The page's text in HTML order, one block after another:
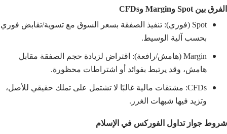
الفرق بين Spot وMargin وCFDs
Spot (فوري): تنفيذ الصفقة بسعر السوق مع تسوية/تقابض فوري
بحسب آلية الوسيط.
Margin (هامش/رافعة): اقتراض لزيادة حجم الصفقة مقابل
هامش، وقد يرتبط بفوائد أو اشتراطات محظورة.
CFDs: مشتقات مالية غالبًا لا تشتمل على تملك حقيقي للأصل،
وتزيد فيها شبهات الغرر.
شروط جواز تداول الفوركس في الإسلام